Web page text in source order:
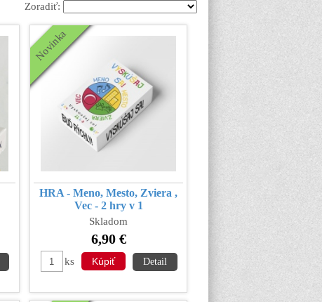
Zoradiť:
Novinka
HRA - Meno, Mesto, Zviera ,
Vec - 2 hry v 1
Skladom
6,90 €
ks Detail